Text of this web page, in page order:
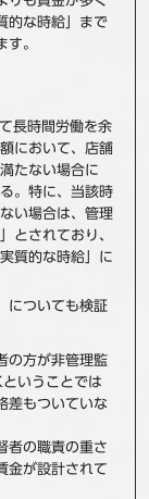
的な時給」まで
。
長時間労働を余
において、店舗
たない場合に
。特に、当該時
い場合は、管理
とされており、
質的な時給」に
についても検証
の方が非管理監
いうことでは
差もついていな
者の職責の重さ
金が設計されて